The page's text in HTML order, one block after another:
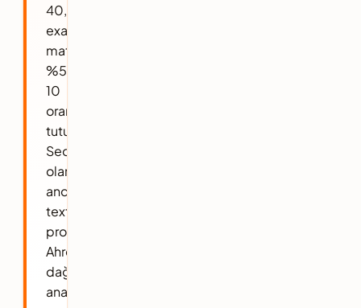
40,
exact
match
%5-
10
oranında
tutulur.
Seobaz
olarak
anchor
text
profilini
Ahrefs
dağılım
analizi